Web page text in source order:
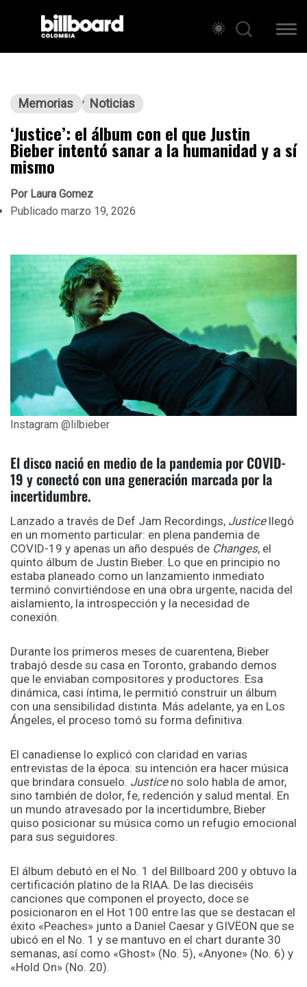
Memorias Noticias
‘Justice’: el álbum con el que Justin
Bieber intentó sanar a la humanidad y a sí
mismo
PorLaura Gomez
Publicado marzo 19, 2026
Instagram @lilbieber
El disco nació en medio de la pandemia por COVID-
19 y conectó con una generación marcada por la
incertidumbre.
Lanzado a través de Def Jam Recordings, Justicellegó
en un momento particular: en plena pandemia de
COVID-19 y apenas un año después de Changes, el
quinto álbum de Justin Bieber. Lo que en principio no
estaba planeado como un lanzamiento inmediato
terminó convirtiéndose en una obra urgente, nacida del
aislamiento, la introspección y la necesidad de
conexión.
Durante los primeros meses de cuarentena, Bieber
trabajó desde su casa en Toronto, grabando demos
que le enviaban compositores y productores. Esa
dinámica, casi íntima, le permitió construir un álbum
con una sensibilidad distinta. Más adelante, ya en Los
Ángeles, el proceso tomó su forma definitiva.
El canadiense lo explicó con claridad en varias
entrevistas de la época: su intención era hacer música
que brindara consuelo. Justiceno solo habla de amor,
sino también de dolor, fe, redención y salud mental. En
un mundo atravesado por la incertidumbre, Bieber
quiso posicionar su música como un refugio emocional
para sus seguidores.
El álbum debutó en el No. 1 del Billboard 200 y obtuvo la
certificación platino de la RIAA. De las dieciséis
canciones que componen el proyecto, doce se
posicionaron en el Hot 100 entre las que se destacan el
éxito «Peaches» junto a Daniel Caesar y GIVËON que se
ubicó en el No. 1 y se mantuvo en el chart durante 30
semanas, así como «Ghost» (No. 5), «Anyone» (No. 6) y
«Hold On» (No. 20).